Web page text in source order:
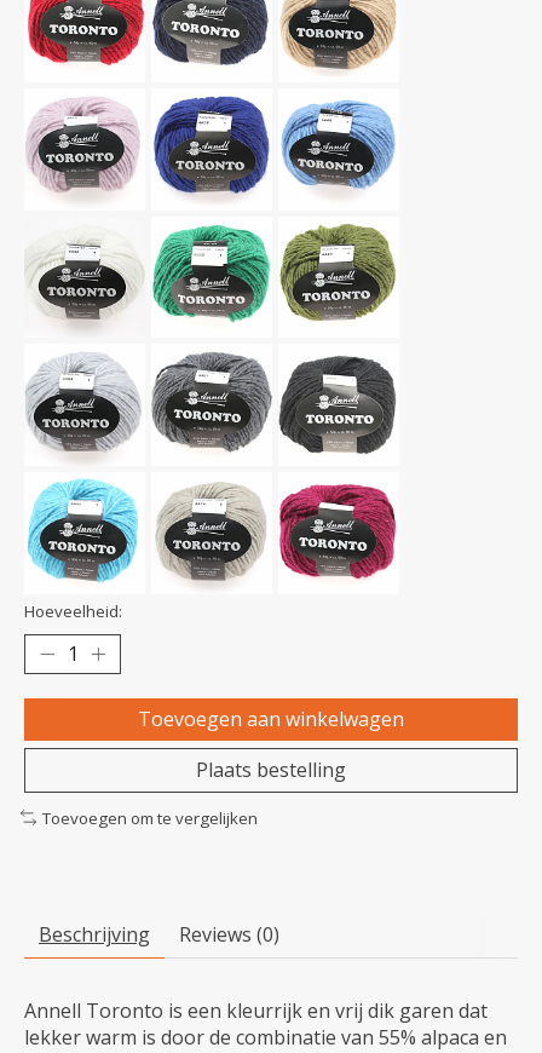
Hoeveelheid:
Toevoegen aan winkelwagen
Plaats bestelling
Toevoegen om te vergelijken
Beschrijving Reviews (0)
Annell Toronto is een kleurrijk en vrij dik garen dat
lekker warm is door de combinatie van 55% alpaca en